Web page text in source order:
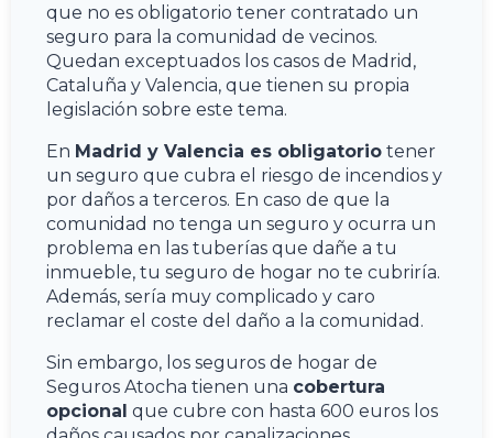
que no es obligatorio tener contratado un
seguro para la comunidad de vecinos.
Quedan exceptuados los casos de Madrid,
Cataluña y Valencia, que tienen su propia
legislación sobre este tema.
En Madrid y Valencia es obligatorio tener
un seguro que cubra el riesgo de incendios y
por daños a terceros. En caso de que la
comunidad no tenga un seguro y ocurra un
problema en las tuberías que dañe a tu
inmueble, tu seguro de hogar no te cubriría.
Además, sería muy complicado y caro
reclamar el coste del daño a la comunidad.
Sin embargo, los seguros de hogar de
Seguros Atocha tienen una cobertura
opcional que cubre con hasta 600 euros los